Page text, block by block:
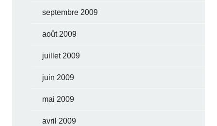
septembre 2009
août 2009
juillet 2009
juin 2009
mai 2009
avril 2009